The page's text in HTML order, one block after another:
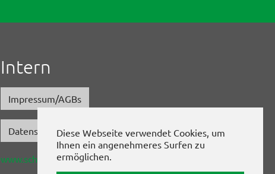
Diese Webseite verwendet Cookies, um
Ihnen ein angenehmeres Surfen zu
ermöglichen.
Intern
Impressum/AGBs
Datenschutz
www.schlepper-post.de